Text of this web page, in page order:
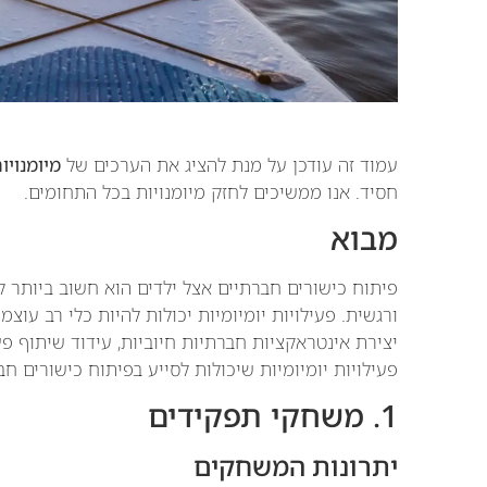
עמוד זה עודכן על מנת להציג את הערכים של
חסיד. אנו ממשיכים לחזק מיומנויות בכל התחומים.
מבוא
פיתוח כישורים חברתיים אצל ילדים הוא חשוב
ורגשית. פעילויות יומיומיות יכולות להיות כלי רב
יצירת אינטראקציות חברתיות חיוביות, עידוד
פעילויות יומיומיות שיכולות לסייע בפיתוח כישורים
1. משחקי תפקידים
יתרונות המשחקים